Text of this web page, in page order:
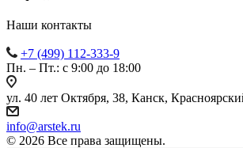
Наши контакты
+7 (499) 112-333-9
Пн. – Пт.: с 9:00 до 18:00
ул. 40 лет Октября, 38, Канск,
info@arstek.ru
© 2026 Все права защищены.